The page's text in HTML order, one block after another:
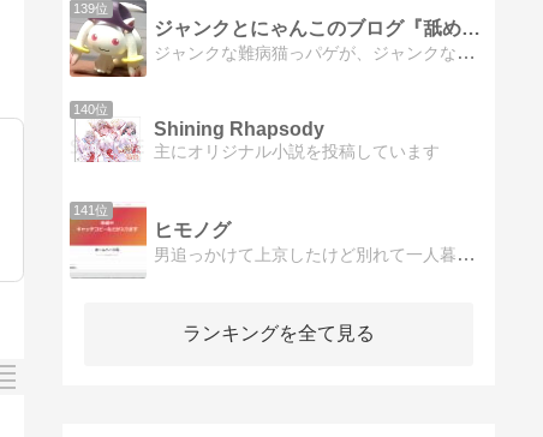
139位
ジャンクとにゃんこのブログ『舐めんなよ』
ジャンクな難病猫っパゲが、ジャンクなレジェンドを掘り出したり我が家の舐め猫・ちょこの生態を撮り綴ったり。
140位
Shining Rhapsody
主にオリジナル小説を投稿しています
141位
ヒモノグ
男追っかけて上京したけど別れて一人暮らししてる干物女。
ランキングを全て見る